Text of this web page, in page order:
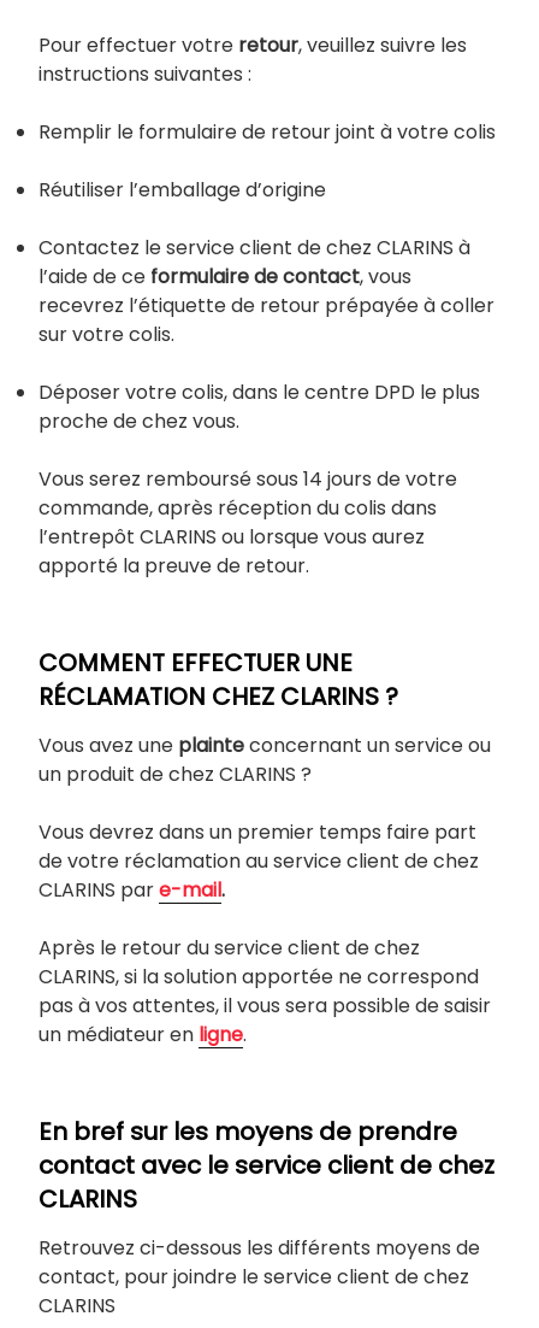
Pour effectuer votre retour, veuillez suivre les
instructions suivantes :
Remplir le formulaire de retour joint à votre colis
Réutiliser l’emballage d’origine
Contactez le service client de chez CLARINS à
l’aide de ce formulaire de contact, vous
recevrez l’étiquette de retour prépayée à coller
sur votre colis.
Déposer votre colis, dans le centre DPD le plus
proche de chez vous.
Vous serez remboursé sous 14 jours de votre
commande, après réception du colis dans
l’entrepôt CLARINS ou lorsque vous aurez
apporté la preuve de retour.
COMMENT EFFECTUER UNE
RÉCLAMATION CHEZ CLARINS ?
Vous avez une plainteconcernant un service ou
un produit de chez CLARINS ?
Vous devrez dans un premier temps faire part
de votre réclamation au service client de chez
CLARINS pare-mail.
Après le retour du service client de chez
CLARINS, si la solution apportée ne correspond
pas à vos attentes, il vous sera possible de saisir
un médiateur en ligne.
En bref sur les moyens de prendre
contact avec le service client de chez
CLARINS
Retrouvez ci-dessous les différents moyens de
contact, pour joindre le service client de chez
CLARINS